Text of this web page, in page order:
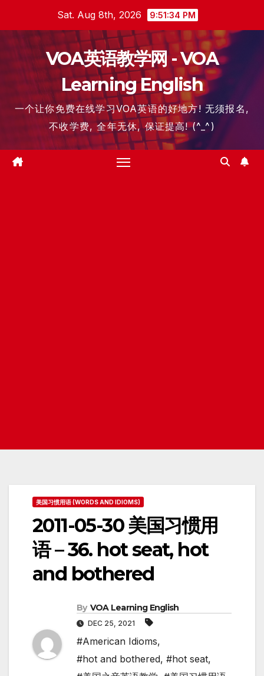
content
Sat. Aug 8th, 2026 9:51:35 PM
VOA英语教学网 - VOA
Learning English
一个让你免费在线学习VOA英语的好地方! 无须报名,
不收学费, 全年无休, 保证提高! (^_^)
美国习惯用语 (WORDS AND IDIOMS)
2011-05-30 美国习惯用
语 – 36. hot seat, hot
and bothered
By VOA Learning English
DEC 25, 2021
#American Idioms,
#hot and bothered, #hot seat,